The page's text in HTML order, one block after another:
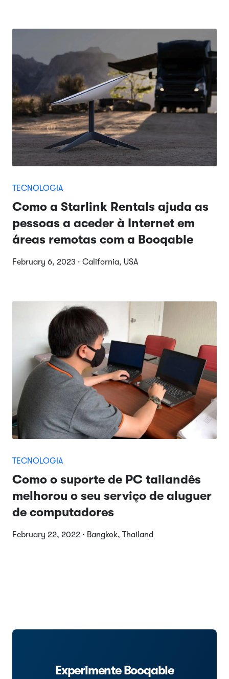
TECNOLOGIA
Como a Starlink Rentals ajuda as
pessoas a aceder à Internet em
áreas remotas com a Booqable
February 6, 2023 · California, USA
TECNOLOGIA
Como o suporte de PC tailandês
melhorou o seu serviço de aluguer
de computadores
February 22, 2022 · Bangkok, Thailand
Experimente Booqable